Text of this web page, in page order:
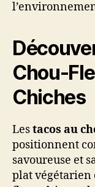
Chou-
Chiches
Lestacos au
positionnent
savoureuse et
plat végétarien